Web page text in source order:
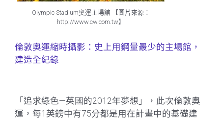
Olympic Stadium奧運主場館 【圖片來源：
http://www.cw.com.tw】
倫敦奧運縮時攝影：史上用鋼量最少的主場館，
建造全紀錄
「追求綠色—英國的2012年夢想」，此次倫敦奧
運，每1英鎊中有75分都是用在計畫中的基礎建